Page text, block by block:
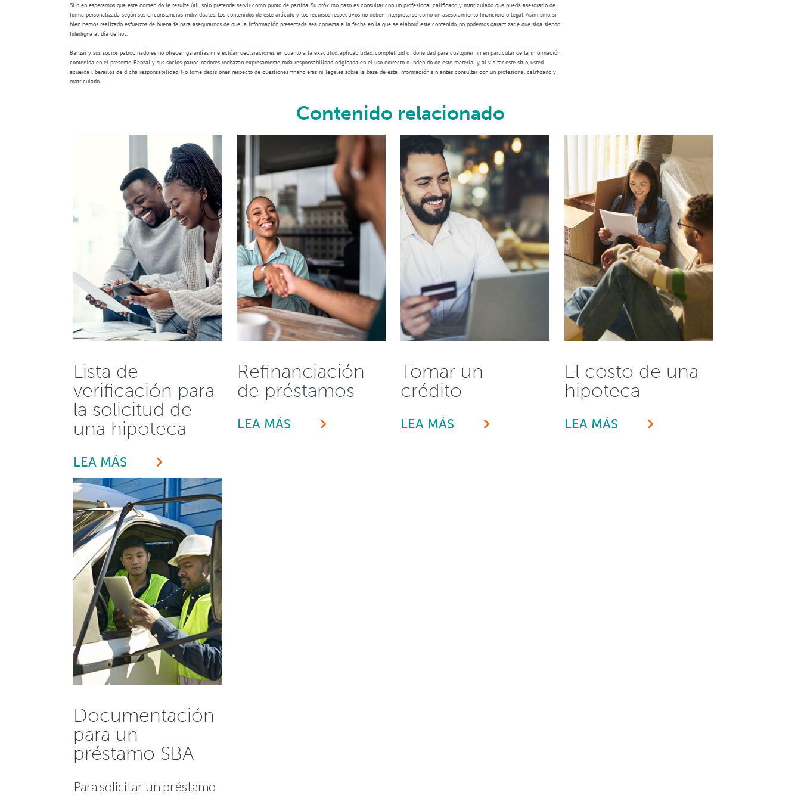
Si bien esperamos que este contenido le resulte útil, solo pretende servir como punto de partida. Su próximo paso es consultar con un profesional calificado y matriculado que pueda asesorarlo de
forma personalizada según sus circunstancias individuales. Los contenidos de este artículo y los recursos respectivos no deben interpretarse como un asesoramiento financiero o legal. Asimismo, si
bien hemos realizado esfuerzos de buena fe para asegurarnos de que la información presentada sea correcta a la fecha en la que se elaboró este contenido, no podemos garantizarle que siga siendo
fidedigna al día de hoy.
Banzai y sus socios patrocinadores no ofrecen garantías ni efectúan declaraciones en cuanto a la exactitud, aplicabilidad, completitud o idoneidad para cualquier fin en particular de la información
contenida en el presente. Banzai y sus socios patrocinadores rechazan expresamente toda responsabilidad originada en el uso correcto o indebido de este material y, al visitar este sitio, usted
acuerda liberarlos de dicha responsabilidad. No tome decisiones respecto de cuestiones financieras ni legales sobre la base de esta información sin antes consultar con un profesional calificado y
matriculado.
Contenido relacionado
Lista de
verificación para
la solicitud de
una hipoteca
LEA MÁS
Refinanciación
de préstamos
LEA MÁS
Tomar un
crédito
LEA MÁS
El costo de una
hipoteca
LEA MÁS
Documentación
para un
préstamo SBA
Para solicitar un préstamo